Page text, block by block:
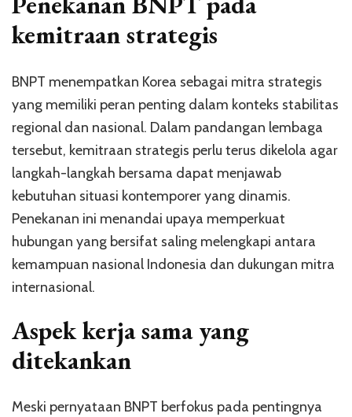
kemitraan strategis
BNPT menempatkan Korea sebagai mitra strategis
yang memiliki peran penting dalam konteks stabilitas
regional dan nasional. Dalam pandangan lembaga
tersebut, kemitraan strategis perlu terus dikelola agar
langkah-langkah bersama dapat menjawab
kebutuhan situasi kontemporer yang dinamis.
Penekanan ini menandai upaya memperkuat
hubungan yang bersifat saling melengkapi antara
kemampuan nasional Indonesia dan dukungan mitra
internasional.
Aspek kerja sama yang
ditekankan
Meski pernyataan BNPT berfokus pada pentingnya